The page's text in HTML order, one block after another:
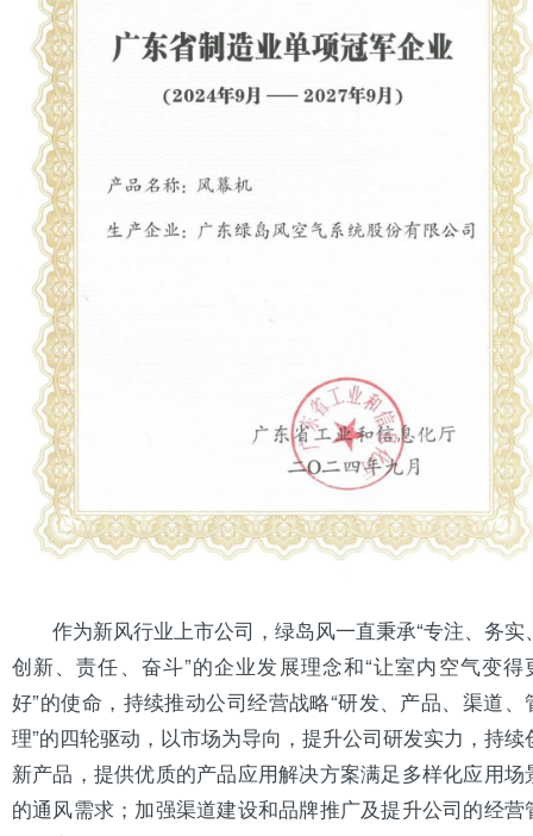
作为新风行业上市公司，绿岛风一直秉承“专注、务实
创新、责任、奋斗”的企业发展理念和“让室内空气变得
好”的使命，持续推动公司经营战略“研发、产品、渠道、
理”的四轮驱动，以市场为导向，提升公司研发实力，持续
新产品，提供优质的产品应用解决方案满足多样化应用场
的通风需求；加强渠道建设和品牌推广及提升公司的经营